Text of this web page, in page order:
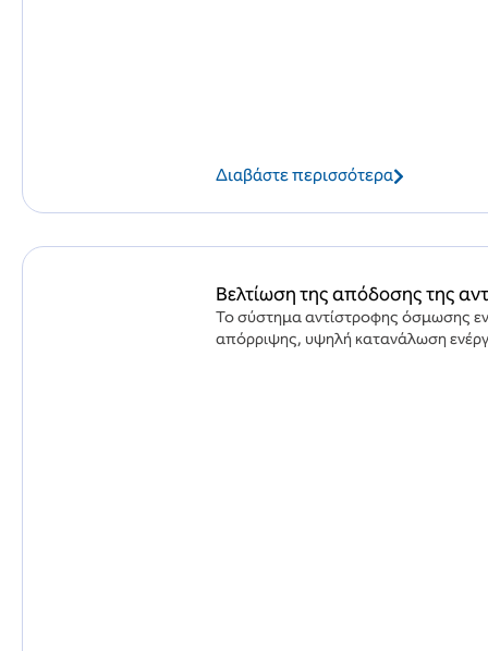
Διαβάστε περισσότερα
Βελτίωση της απόδοσης της
Το σύστημα αντίστροφης όσμωσης
απόρριψης, υψηλή κατανάλωση